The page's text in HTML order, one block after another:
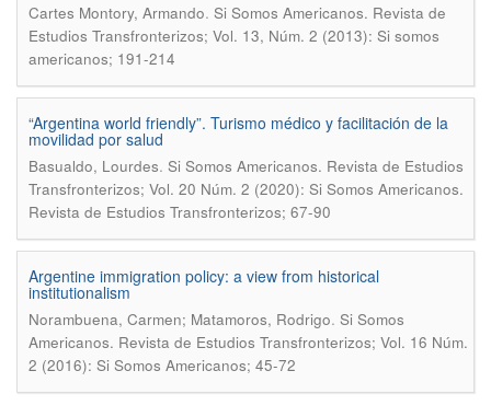
Cartes Montory, Armando. Si Somos Americanos. Revista de
Estudios Transfronterizos; Vol. 13, Núm. 2 (2013): Si somos
americanos; 191-214
“Argentina world friendly”. Turismo médico y facilitación de la
movilidad por salud
Basualdo, Lourdes. Si Somos Americanos. Revista de Estudios
Transfronterizos; Vol. 20 Núm. 2 (2020): Si Somos Americanos.
Revista de Estudios Transfronterizos; 67-90
Argentine immigration policy: a view from historical
institutionalism
Norambuena, Carmen; Matamoros, Rodrigo. Si Somos
Americanos. Revista de Estudios Transfronterizos; Vol. 16 Núm.
2 (2016): Si Somos Americanos; 45-72